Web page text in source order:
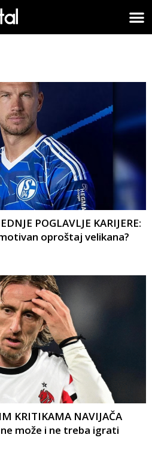
POGLAVLJE KARIJERE:
oproštaj velikana?
KRITIKAMA NAVIJAČA
može i ne treba igrati